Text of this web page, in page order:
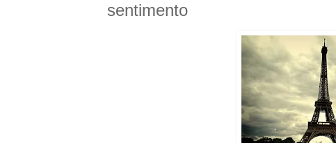
sentimento